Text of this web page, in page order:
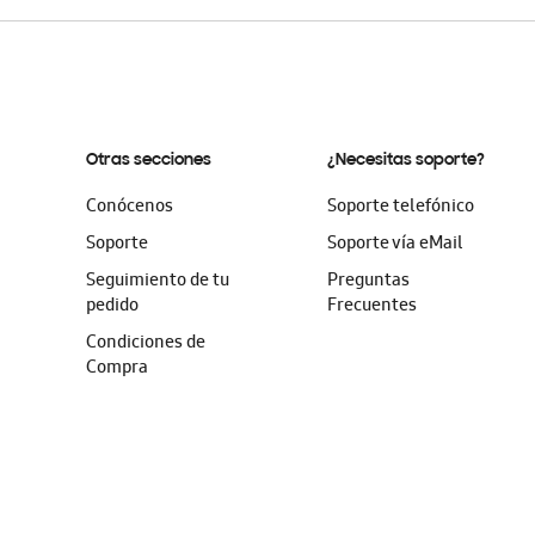
Otras secciones
Conócenos
Soporte
Seguimiento de tu
pedido
Condiciones de
Compra
¿Necesitas soporte?
Soporte telefónico
Soporte vía eMail
Preguntas
Frecuentes